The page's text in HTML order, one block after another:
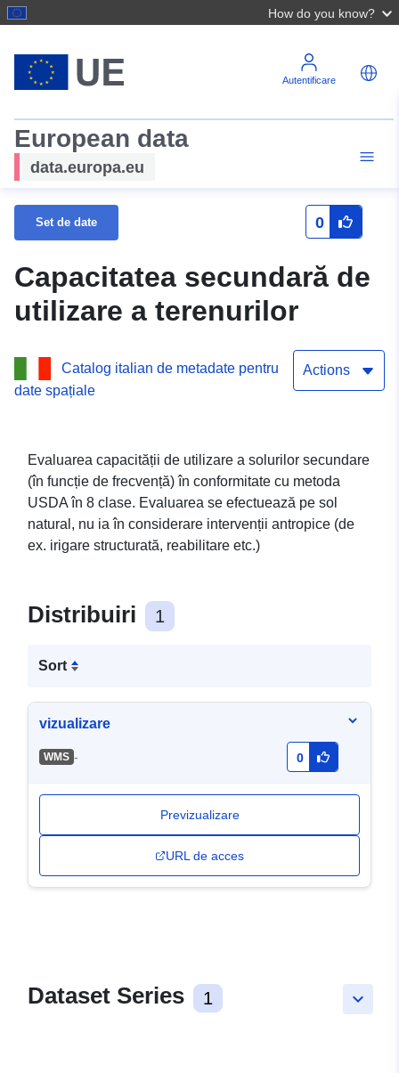
How do you know?
Autentificare
European data
data.europa.eu
Set de date 0
Capacitatea secundară de
utilizare a terenurilor
Catalog italian de metadate pentru
date spațiale
Actions
Evaluarea capacității de utilizare a solurilor secundare
(în funcție de frecvență) în conformitate cu metoda
USDA în 8 clase. Evaluarea se efectuează pe sol
natural, nu ia în considerare intervenții antropice (de
ex. irigare structurată, reabilitare etc.)
Distribuiri 1
Sort
vizualizare
WMS - 0
Previzualizare
URL de acces
keyboard_arrow_down
Dataset Series 1